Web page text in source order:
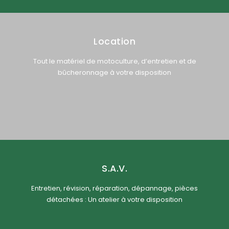
Location
Tout le matériel de motoculture, d’entretien et de
bûcheronnage à votre disposition
S.A.V.
Entretien, révision, réparation, dépannage, pièces
détachées : Un atelier à votre disposition